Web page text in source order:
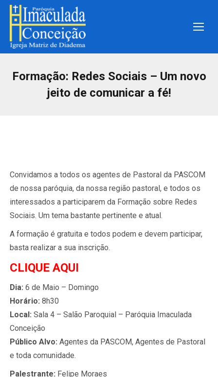
Formação: Redes Sociais – Um novo
jeito de comunicar a fé!
Convidamos a todos os agentes de Pastoral da PASCOM
de nossa paróquia, da nossa região pastoral, e todos os
interessados a participarem da Formação sobre Redes
Sociais. Um tema bastante pertinente e atual.
A formação é gratuita e todos podem e devem participar,
basta realizar a sua inscrição.
CLIQUE AQUI
Dia: 6 de Maio – Domingo
Horário: 8h30
Local: Sala 4 – Salão Paroquial – Paróquia Imaculada
Conceição
Público Alvo: Agentes da PASCOM, Agentes de Pastoral
e toda comunidade.
Palestrante: Felipe Moraes